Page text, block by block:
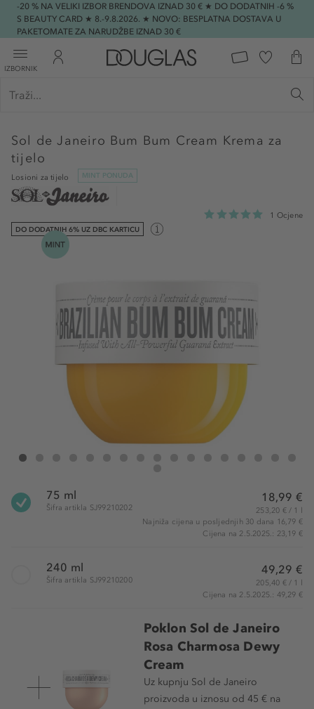
-20 % NA VELIKI IZBOR BRENDOVA IZNAD 30 € ★ DO DODATNIH -6 %
S BEAUTY CARD ★ 8.-9.8.2026. ★ NOVO: BESPLATNA DOSTAVA U
PAKETOMATE ZA NARUDŽBE IZNAD 30 €
IZBORNIK
Sol de Janeiro Bum Bum Cream Krema za
tijelo
Losioni za tijelo MINT PONUDA
1 Ocjene
DO DODATNIH 6% UZ DBC KARTICU
Sol de Janeiro Bum Bum Cream
75 ml
Šifra artikla SJ99210202
18,99 €
253,20 € / 1 l
Najniža cijena u posljednjih 30 dana 16,79 €
Cijena na 2.5.2025.: 23,19 €
240 ml
Šifra artikla SJ99210200
49,29 €
205,40 € / 1 l
Cijena na 2.5.2025.: 49,29 €
Poklon Sol de Janeiro
Rosa Charmosa Dewy
Cream
Uz kupnju Sol de Janeiro
proizvoda u iznosu od 45 € na